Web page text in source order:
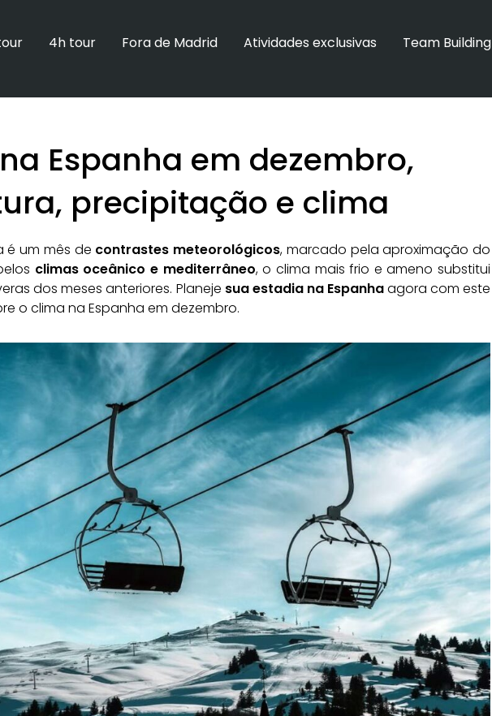
4h tour Fora de Madrid Atividades exclusivas Team Building
Espanha em dezembro,
precipitação e clima
é um mês de contrastes meteorológicos, marcado pela aproximação do
climas oceânico e mediterrâneo, o clima mais frio e ameno substitui
dos meses anteriores. Planeje sua estadia na Espanhaagora com este
o clima na Espanha em dezembro.